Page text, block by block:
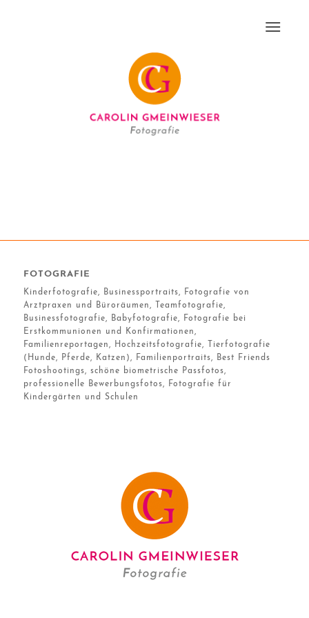
FOTOGRAFIE
Kinderfotografie, Businessportraits, Fotografie von
Arztpraxen und Büroräumen, Teamfotografie,
Businessfotografie, Babyfotografie, Fotografie bei
Erstkommunionen und Konfirmationen,
Familienreportagen, Hochzeitsfotografie, Tierfotografie
(Hunde, Pferde, Katzen), Familienportraits, Best Friends
Fotoshootings, schöne biometrische Passfotos,
professionelle Bewerbungsfotos, Fotografie für
Kindergärten und Schulen